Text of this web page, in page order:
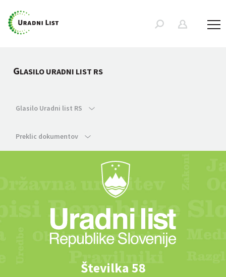
GLASILO URADNI LIST RS
Glasilo Uradni list RS
Preklic dokumentov
Številka 58